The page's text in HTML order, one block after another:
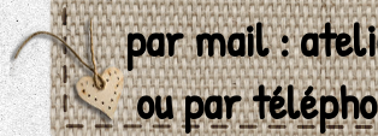
par mail :
ou par